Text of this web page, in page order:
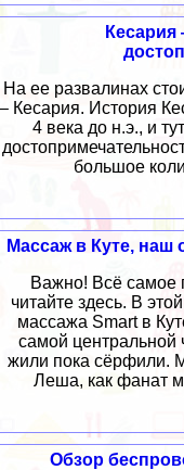
На ее развалинах
– Кесария. История
4 века до н.э., и
большое
Массаж в Куте, наш
Важно! Всё самое
читайте здесь. В
массажа Smart в
самой центральной
жили пока сёрфили.
Леша, как фанат
Обзор